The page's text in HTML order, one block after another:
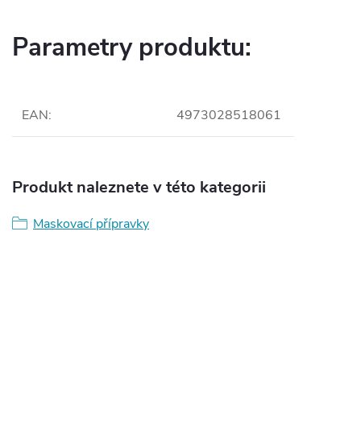
Parametry produktu:
EAN: 4973028518061
Produkt naleznete v této kategorii
Maskovací přípravky